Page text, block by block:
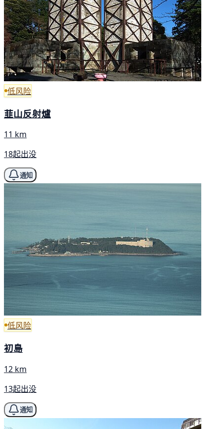
低风险
韮山反射爐
11 km
18起出没
通知
低风险
初島
12 km
13起出没
通知